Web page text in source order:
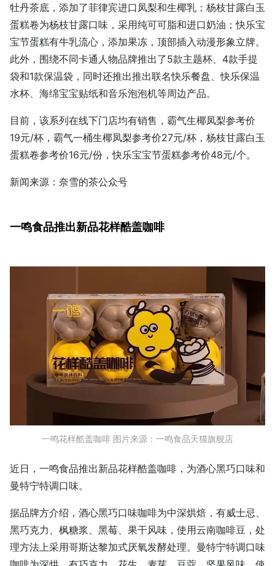
牡丹茶底，添加了菲律宾进口凤梨和生椰乳；杨枝甘露白玉
蛋糕卷为杨枝甘露口味，采用纯可可脂和进口奶油；快乐宝
宝节蛋糕有牛乳流心，添加果冻，顶部插入动漫形象立牌。
此外，围绕不同卡通人物品牌推出了5款主题杯、4款手提
袋和1款保温袋，同时还推出推出联名快乐餐盘、快乐保温
水杯、海绵宝宝贴纸和音乐泡泡机等周边产品。
目前，该系列在线下门店均有销售，霸气生椰凤梨参考价
19元/杯，霸气一桶生椰凤梨参考价27元/杯，杨枝甘露白玉
蛋糕卷参考价16元/份，快乐宝宝节蛋糕参考价48元/个。
新闻来源：奈雪的茶公众号
一鸣食品推出新品花样酷盖咖啡
一鸣花样酷盖咖啡 图片来源：一鸣食品天猫旗舰店
近日，一鸣食品推出新品花样酷盖咖啡，为酒心黑巧口味和
曼特宁特调口味。
据品牌方介绍，酒心黑巧口味咖啡为中深烘焙，有威士忌、
黑巧克力、枫糖浆、黑莓、果干风味，使用云南咖啡豆，处
理方法上采用哥斯达黎加式厌氧发酵处理。曼特宁特调口味